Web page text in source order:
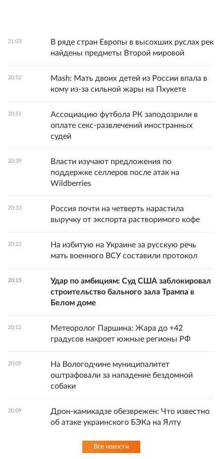
21:03
В ряде стран Европы в высохших руслах рек
найдены предметы Второй мировой
20:52
Mash: Мать двоих детей из России впала в
кому из-за сильной жары на Пхукете
20:51
Ассоциацию футбола РК заподозрили в
оплате секс-развлечений иностранных
судей
20:39
Власти изучают предложения по
поддержке селлеров после атак на
Wildberries
20:33
Россия почти на четверть нарастила
выручку от экспорта растворимого кофе
20:22
На избитую на Украине за русскую речь
мать военного ВСУ составили протокол
20:15
Удар по амбициям: Суд США заблокировал
строительство бального зала Трампа в
Белом доме
20:12
Метеоролог Паршина: Жара до +42
градусов накроет южные регионы РФ
20:09
На Вологодчине муниципалитет
оштрафовали за нападение бездомной
собаки
20:09
Дрон-камикадзе обезврежен: Что известно
об атаке украинского БЭКа на Ялту
Все новости